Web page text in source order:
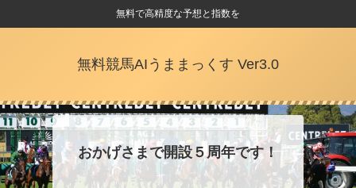
無料で高精度な予想と指数を
無料競馬AIうままっくす Ver3.0
おかげさまで開設５周年です！